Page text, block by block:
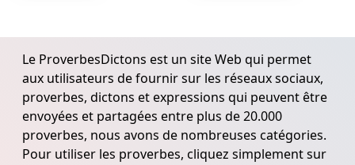
Le ProverbesDictons est un site Web qui permet
aux utilisateurs de fournir sur les réseaux sociaux,
proverbes, dictons et expressions qui peuvent être
envoyées et partagées entre plus de 20.000
proverbes, nous avons de nombreuses catégories.
Pour utiliser les proverbes, cliquez simplement sur